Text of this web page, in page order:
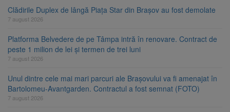
Clădirile Duplex de lângă Piața Star din Brașov au fost demolate
7 august 2026
Platforma Belvedere de pe Tâmpa intră în renovare. Contract de
peste 1 milion de lei și termen de trei luni
7 august 2026
Unul dintre cele mai mari parcuri ale Brașovului va fi amenajat în
Bartolomeu-Avantgarden. Contractul a fost semnat (FOTO)
7 august 2026